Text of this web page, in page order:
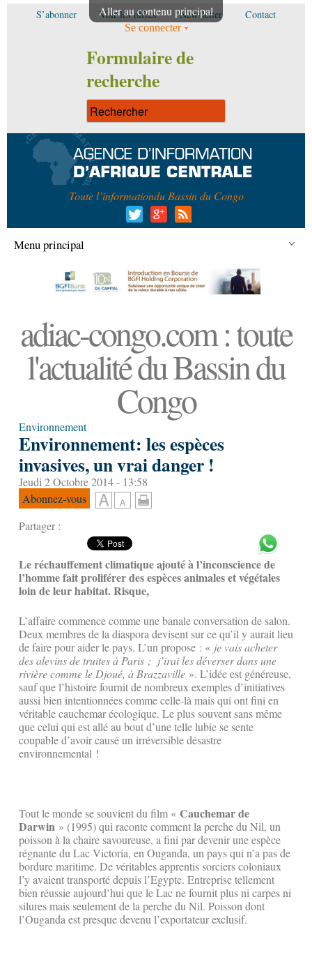
Aller au contenu principal
S’abonner Voir les offres Newsletter Contact
Se connecter
Formulaire de
recherche
Toute l’informationdu Bassin du Congo
Menu principal
adiac-congo.com : toute
l'actualité du Bassin du
Congo
Environnement
Environnement: les espèces
invasives, un vrai danger !
Jeudi 2 Octobre 2014 - 13:58
Abonnez-vous
Partager :
Le réchauffement climatique ajouté à l’inconscience de
l’homme fait proliférer des espèces animales et végétales
loin de leur habitat. Risque,
L’affaire commence comme une banale conversation de salon.
Deux membres de la diaspora devisent sur ce qu’il y aurait lieu
de faire pour aider le pays. L’un propose : « je vais acheter
des alevins de truites à Paris ; j’irai les déverser dans une
rivière comme le Djoué, à Brazzaville ». L’idée est généreuse,
sauf que l’histoire fournit de nombreux exemples d’initiatives
aussi bien intentionnées comme celle-là mais qui ont fini en
véritable cauchemar écologique. Le plus souvent sans même
que celui qui est allé au bout d’une telle lubie se sente
coupable d’avoir causé un irréversible désastre
environnemental !
Tout le monde se souvient du film « Cauchemar de
Darwin » (1995) qui raconte comment la perche du Nil, un
poisson à la chaire savoureuse, a fini par devenir une espèce
régnante du Lac Victoria, en Ouganda, un pays qui n’a pas de
bordure maritime. De véritables apprentis sorciers coloniaux
l’y avaient transporté depuis l’Egypte. Entreprise tellement
bien réussie aujourd’hui que le Lac ne fournit plus ni carpes ni
silures mais seulement de la perche du Nil. Poisson dont
l’Ouganda est presque devenu l’exportateur exclusif.